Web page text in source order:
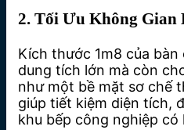
2. Tối Ưu Không Gian
Kích thước 1m8 của
dung tích lớn mà còn
như một bề mặt sơ chế
giúp tiết kiệm diện tích,
khu bếp công nghiệp có